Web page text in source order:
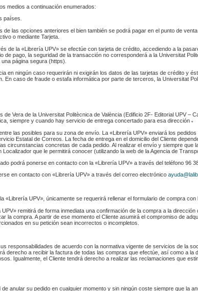
medios a continuación enumerados:
países.
de las opciones anteriores el bien también se podrá pagar en el punto de
o mediante Tarjeta.
de la «Librería UPV» se efectúe con tarjeta de crédito, accediendo a la
de pago, la seguridad de la transacción no corresponderá a la Universitat
página segura (https).
en ningún caso requerirán ni exigirán los datos de las tarjetas de crédito y
En caso de fraude o estafa informática por parte de terceros, la Universitat
de Vera de la Universitat Politècnica de València (Edificio 2F- Editorial UPV –
siempre y cuando hay servicio de entrega concertado para esa dirección .
las posibles para su zona de envío. La «Librería UPV» enviará los
Estatal de Correos. La fecha de entrega en el domicilio del Cliente
circunstancias concretas de cada pedido. Al realizar el envío y siempre que
que le permitirá conocer (utilizando la web de la Agencia de
podrá ponerse en contacto con la «Librería UPV» a través del teléfono 96
en contacto con «Librería UPV» a través del correo electrónico
«Librería UPV», únicamente se requerirá rellenar el formulario de compra
remitirá de forma inmediata una confirmación de la compra a la
la compra. A partir de ese momento el Cliente asumirá el compromiso de
en su petición sean incorrectos o incompletos.
responsabilidades de acuerdo con la normativa vigente de servicios de la
derecho a recibir la factura de todas las compras que efectúe, así como a la
Igualmente, el Cliente tendrá derecho a realizar las reclamaciones que
anular su pedido en cualquier momento y sin ningún coste siempre que la